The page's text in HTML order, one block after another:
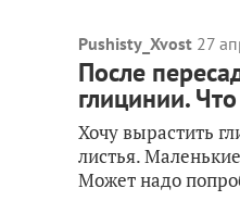
Pushisty_Xvost 27
После
глицинии.
Хочу вырастить
листья.
Может надо